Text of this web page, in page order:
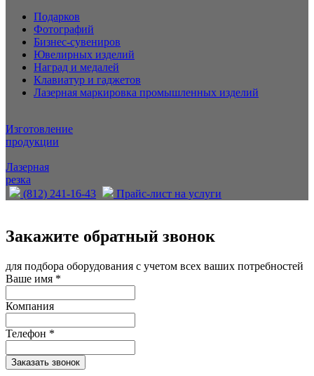
Подарков
Фотографий
Бизнес-сувениров
Ювелирных изделий
Наград и медалей
Клавиатур и гаджетов
Лазерная маркировка промышленных изделий
Изготовление
продукции
Лазерная
резка
(812) 241-16-43
Прайс-лист на услуги
Закажите обратный звонок
для подбора оборудования с учетом всех ваших потребностей
Ваше имя *
Компания
Телефон *
Заказать звонок